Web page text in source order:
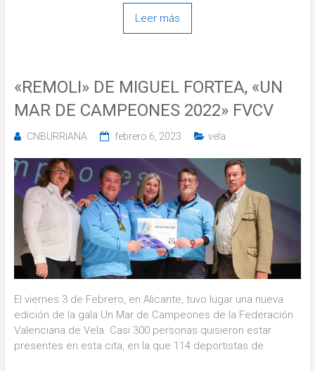
Leer más
«REMOLI» DE MIGUEL FORTEA, «UN
MAR DE CAMPEONES 2022» FVCV
CNBURRIANA febrero 6, 2023 vela
El viernes 3 de Febrero, en Alicante, tuvo lugar una nueva
edición de la gala Un Mar de Campeones de la Federación
Valenciana de Vela. Casi 300 personas quisieron estar
presentes en esta cita, en la que 114 deportistas de